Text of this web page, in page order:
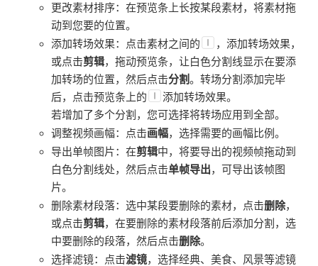
更改素材排序：在预览条上长按某段素材，将素材拖
动到您要的位置。
添加转场效果：点击素材之间的
，添加转场效果，
或点击剪辑，拖动预览条，让白色分割线显示在要添
加转场的位置，然后点击分割。转场分割添加完毕
后，点击预览条上的
添加转场效果。
若增加了多个分割，您可选择将转场应用到全部。
调整视频画幅：点击画幅，选择需要的画幅比例。
导出单帧图片：在剪辑中，将要导出的视频帧拖动到
白色分割线处，然后点击单帧导出，可导出该帧图
片。
删除素材段落：选中某段要删除的素材，点击删除，
或点击剪辑，在要删除的素材段落前后添加分割，选
中要删除的段落，然后点击删除。
选择滤镜：点击滤镜，选择经典、美食、风景等滤镜